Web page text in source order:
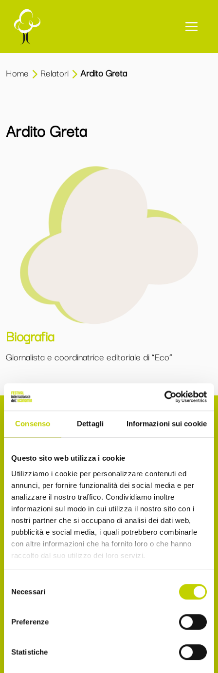
Consenso Dettagli Informazioni sui cookie
Questo sito web utilizza i cookie
Utilizziamo i cookie per personalizzare contenuti ed
annunci, per fornire funzionalità dei social media e per
analizzare il nostro traffico. Condividiamo inoltre
informazioni sul modo in cui utilizza il nostro sito con i
nostri partner che si occupano di analisi dei dati web,
pubblicità e social media, i quali potrebbero combinarle
con altre informazioni che ha fornito loro o che hanno
raccolto dal suo utilizzo dei loro servizi.
delNecessari
Preferenze
Statistiche
Home Relatori Ardito Greta
Ardito Greta
Biografia
Giornalista e coordinatrice editoriale di “Eco”
La Newsletter del Festival
Iscriviti alla Newsletter del Festival Internazionale
dell’Economia per essere sempre informato sulle
novità e gli appuntamenti in agenda!
Email
indicato nel punto 2.b dell'informativa ex art. 13